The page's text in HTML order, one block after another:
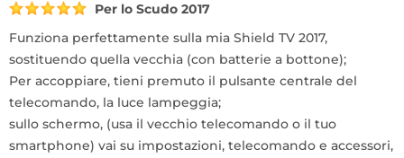
Per lo Scudo 2017
Funziona perfettamente sulla mia Shield TV 2017,
sostituendo quella vecchia (con batterie a bottone);
Per accoppiare, tieni premuto il pulsante centrale del
telecomando, la luce lampeggia;
sullo schermo, (usa il vecchio telecomando o il tuo
smartphone) vai su impostazioni, telecomando e accessori,